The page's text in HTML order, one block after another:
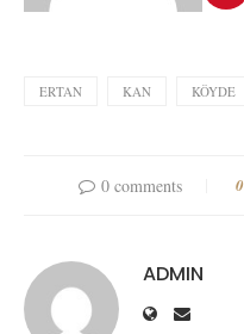
ERTAN KAN KÖYDE
0 comments 0
ADMIN